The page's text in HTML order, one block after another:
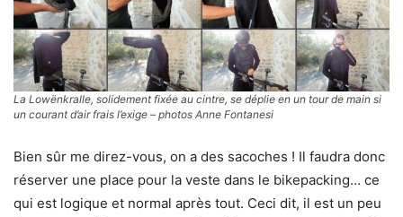
La Lowënkralle, solidement fixée au cintre, se déplie en un tour de main si
un courant d’air frais l’exige – photos Anne Fontanesi
Bien sûr me direz-vous, on a des sacoches ! Il faudra donc
réserver une place pour la veste dans le bikepacking… ce
qui est logique et normal après tout. Ceci dit, il est un peu